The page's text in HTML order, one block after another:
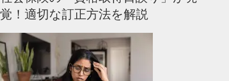
覚！適切な訂正方法を解説